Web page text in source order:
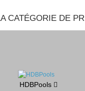
CATÉGORIE DE
HDBPools